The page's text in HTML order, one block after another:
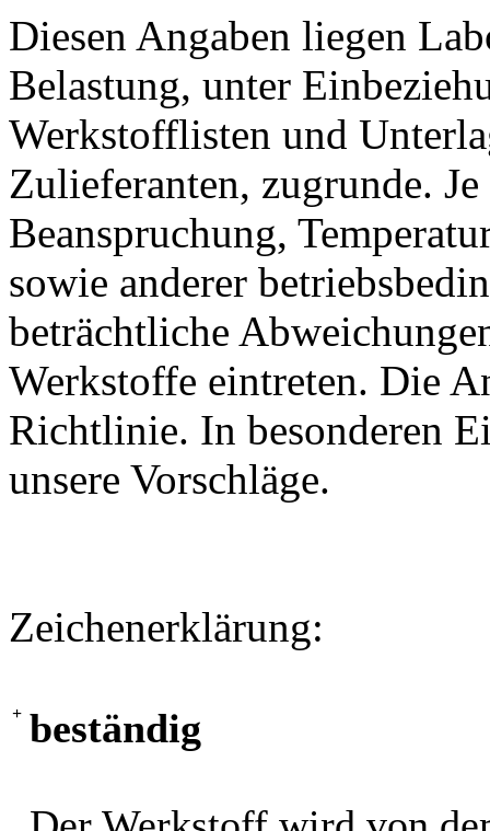
Diesen Angaben liegen
Belastung, unter
Werkstofflisten und
Zulieferanten, zugrunde.
Beanspruchung,
sowie anderer
beträchtliche
Werkstoffe eintreten. Die
Richtlinie. In besonderen
unsere Vorschläge.
Zeichenerklärung:
+ beständig